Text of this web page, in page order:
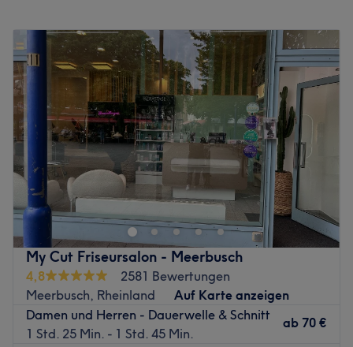
Dienstag
09:30 –
19:00
Mittwoch
09:30 –19:00
Donnerstag
09:30– 19:00
Freitag
09:30
19:00
Samstag
09:30– 17:00
Sonntag
Geschlossen
Willkommen bei Bandido Barber & Beauty, deinem
modernen Friseursalon in Porz-Mitte. Hier erwartet dich
eine echte Auszeit vom Alltag, bei der sich alles um deine
individuellen Haarbedürfnisse dreht. Egal, ob du dir
einen frischen Schnitt, brillante Farbe oder ein komplettes
Umstyling wünschst – hier steht dein Look immer im
Mittelpunkt. Das stilvolle und ruhige Ambiente sorgt
sofort dafür, dass du dich rundum wohlfühlst und
entspannen kannst. Genieße absolute Präzision und lass
dein Haar zum Strahlen bringen.
My Cut Friseursalon - Meerbusch
4,8
2581 Bewertungen
Meerbusch, Rheinland
Auf Karte anzeigen
Damen und Herren - Dauerwelle & Schnitt
1 Std. 25 Min. - 1 Std. 45 Min.
ab 70 €